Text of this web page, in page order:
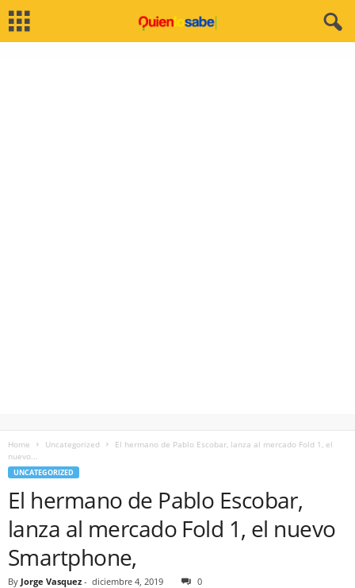
Home Uncategorized
El hermano de Pablo Escobar, lanza al mercado Fold 1, el
nuevo...
UNCATEGORIZED
El hermano de Pablo Escobar,
lanza al mercado Fold 1, el nuevo
Smartphone,
By Jorge Vasquez - diciembre 4, 2019 0